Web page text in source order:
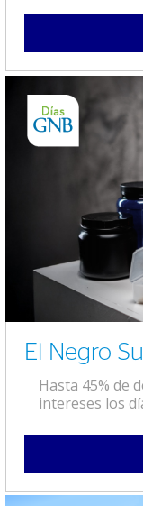
El Negro
Hasta 45% de
intereses los